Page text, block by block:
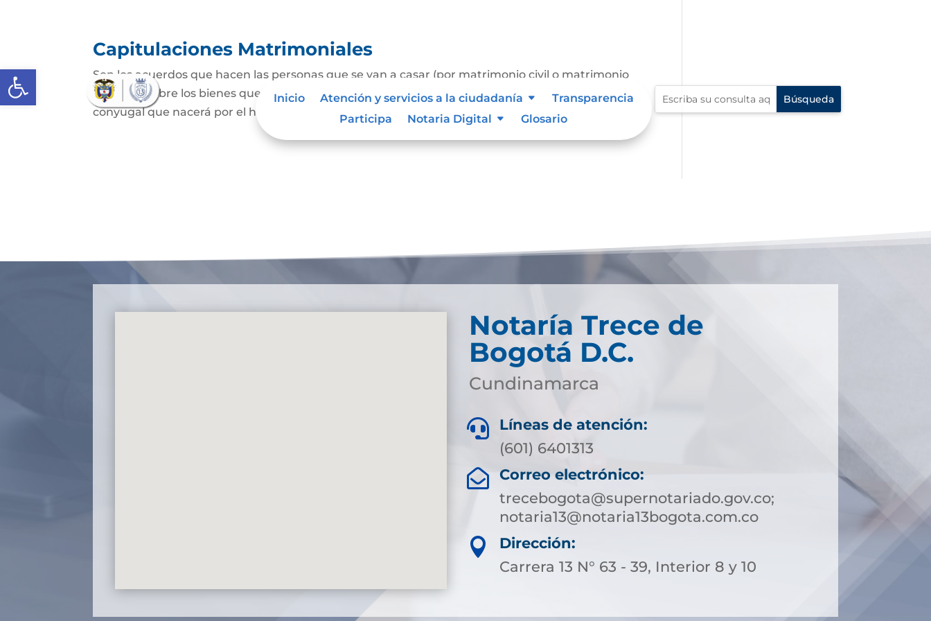
Abrir barra de herramientas
Inicio Atención y servicios a la ciudadanía
Transparencia
Participa
Notaria Digital Glosario
Capitulaciones Matrimoniales
Son los acuerdos que hacen las personas que se van a casar (por matrimonio civil o matrimonio
religioso) sobre los bienes que tienen o podrán tener, para incluirlos o no en la futura sociedad
conyugal que nacerá por el hecho del matrimonio. Las capitulaciones se deben...
Notaría Trece de
Bogotá D.C.
Cundinamarca

Líneas de atención:
(601) 6401313

Correo electrónico:
trecebogota@supernotariado.gov.co;
notaria13@notaria13bogota.com.co

Dirección:
Carrera 13 N° 63 - 39, Interior 8 y 10